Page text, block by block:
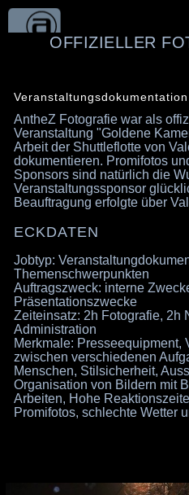
Springe
zum
OFFIZIELLER
Veranstaltungsdokumentation
AntheZ Fotografie war als
Veranstaltung "Goldene
Arbeit der Shuttleflotte von
dokumentieren. Promifotos
Sponsors sind natürlich die
Veranstaltungssponsor
Beauftragung erfolgte über
ECKDATEN
Jobtyp:
Themenschwerpunkten
Auftragszweck: interne
Präsentationszwecke
Zeiteinsatz: 2h Fotografie, 2h
Administration
Merkmale: Presseequipment,
zwischen verschiedenen
Menschen, Stilsicherheit,
Organisation von Bildern mit
Arbeiten, Hohe
Promifotos, schlechte Wetter